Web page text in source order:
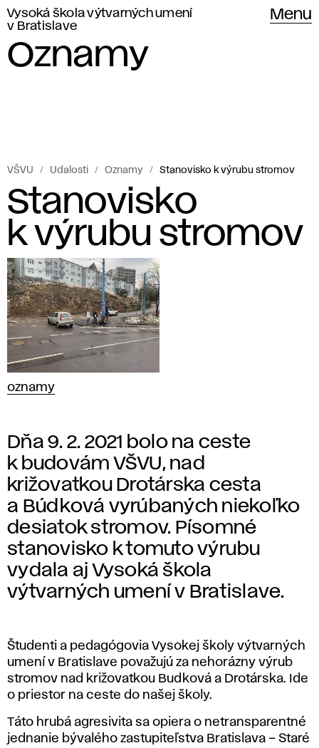
Vysoká škola výtvarných umení
v Bratislave
Menu
Oznamy
VŠVU Udalosti Oznamy Stanovisko k výrubu stromov
Stanovisko
k výrubu stromov
oznamy
Dňa 9. 2. 2021 bolo na ceste
k budovám VŠVU, nad
križovatkou Drotárska cesta
a Búdková vyrúbaných niekoľko
desiatok stromov. Písomné
stanovisko k tomuto výrubu
vydala aj Vysoká škola
výtvarných umení v Bratislave.
Študenti a pedagógovia Vysokej školy výtvarných
umení v Bratislave považujú za nehorázny výrub
stromov nad križovatkou Budková a Drotárska. Ide
o priestor na ceste do našej školy.
Táto hrubá agresivita sa opiera o netransparentné
jednanie bývalého zastupiteľstva Bratislava – Staré